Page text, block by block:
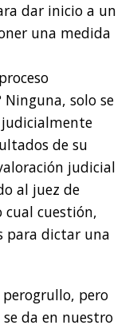
dar inicio a un
una medida
solo se
de su
judicial
al juez de
cual cuestión,
para dictar una
perogrullo, pero
da en nuestro